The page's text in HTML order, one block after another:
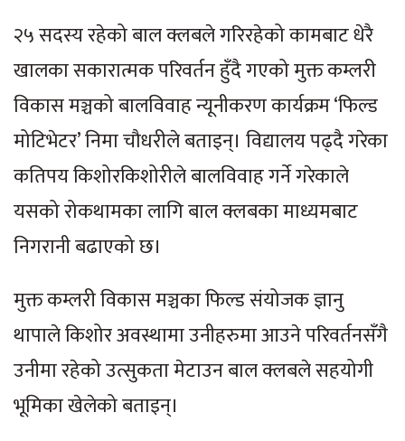
२५ सदस्य रहेको बाल क्लबले गरिरहेको कामबाट धेरै
खालका सकारात्मक परिवर्तन हुँदै गएको मुक्त कम्लरी
विकास मञ्चको बालविवाह न्यूनीकरण कार्यक्रम ‘फिल्ड
मोटिभेटर’ निमा चौधरीले बताइन्। विद्यालय पढ्दै गरेका
कतिपय किशोरकिशोरीले बालविवाह गर्ने गरेकाले
यसको रोकथामका लागि बाल क्लबका माध्यमबाट
निगरानी बढाएको छ।
मुक्त कम्लरी विकास मञ्चका फिल्ड संयोजक ज्ञानु
थापाले किशोर अवस्थामा उनीहरुमा आउने परिवर्तनसँगै
उनीमा रहेको उत्सुकता मेटाउन बाल क्लबले सहयोगी
भूमिका खेलेको बताइन्।